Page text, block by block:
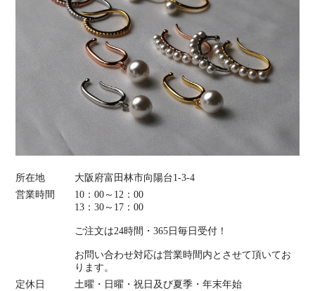
所在地
大阪府富田林市向陽台1-3-4
営業時間
10：00～12：00
13：30～17：00
ご注文は24時間・365日毎日受付！
お問い合わせ対応は営業時間内とさせて頂いてお
ります。
定休日
土曜・日曜・祝日及び夏季・年末年始